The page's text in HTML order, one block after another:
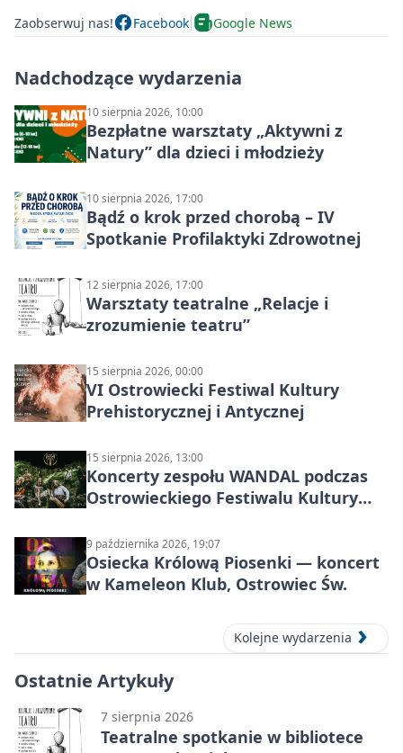
Zaobserwuj nas! Facebook Google News
Nadchodzące wydarzenia
10 sierpnia 2026, 10:00
Bezpłatne warsztaty „Aktywni z
Natury” dla dzieci i młodzieży
10 sierpnia 2026, 17:00
Bądź o krok przed chorobą – IV
Spotkanie Profilaktyki Zdrowotnej
12 sierpnia 2026, 17:00
Warsztaty teatralne „Relacje i
zrozumienie teatru”
15 sierpnia 2026, 00:00
VI Ostrowiecki Festiwal Kultury
Prehistorycznej i Antycznej
15 sierpnia 2026, 13:00
Koncerty zespołu WANDAL podczas
Ostrowieckiego Festiwalu Kultury
9 października 2026, 19:07
Osiecka Królową Piosenki — koncert
w Kameleon Klub, Ostrowiec Św.
Kolejne wydarzenia
Ostatnie Artykuły
7 sierpnia 2026
Teatralne spotkanie w bibliotece